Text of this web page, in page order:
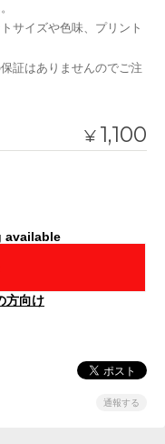
サイズや色味、プリント
証はありませんのでご注
¥ 1,100
available
方向け
通報する